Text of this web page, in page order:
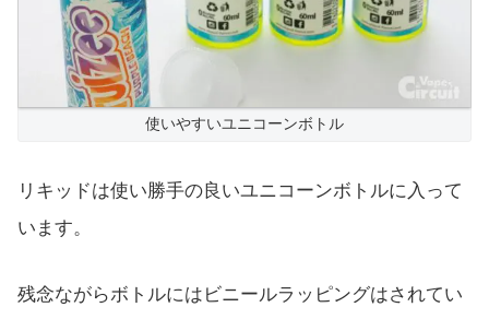
使いやすいユニコーンボトル
リキッドは使い勝手の良いユニコーンボトルに入って
います。
残念ながらボトルにはビニールラッピングはされてい